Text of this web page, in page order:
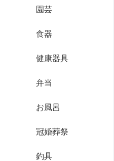
園芸
食器
健康器具
弁当
お風呂
冠婚葬祭
釣具